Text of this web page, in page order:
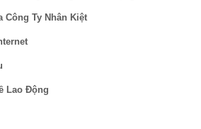
Công Ty Nhân Kiệt
Lao Động